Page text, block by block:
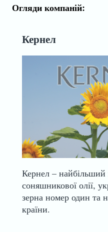
Огляди компаній:
Кернел
Кернел – найбільший
соняшникової олії,
зерна номер один та
країни.